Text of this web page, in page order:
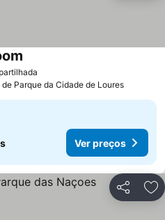
de Parque da Cidade de Loures
Ver preços
Partilhar